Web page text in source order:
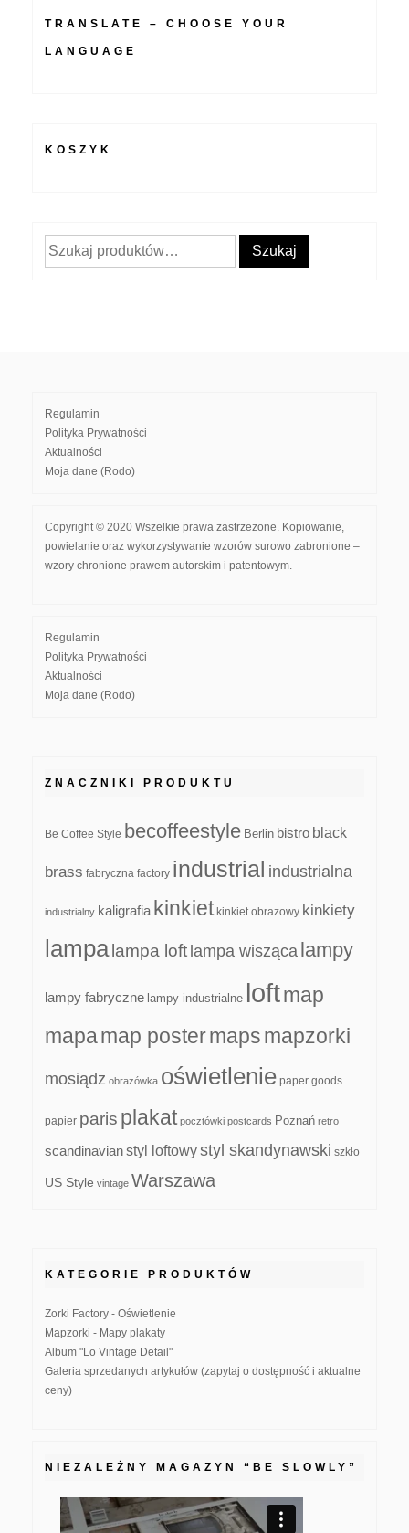
TRANSLATE – CHOOSE YOUR
LANGUAGE
KOSZYK
Szukaj: Szukaj
Regulamin
Polityka Prywatności
Aktualności
Moja dane (Rodo)
Copyright © 2020 Wszelkie prawa zastrzeżone. Kopiowanie,
powielanie oraz wykorzystywanie wzorów surowo zabronione –
wzory chronione prawem autorskim i patentowym.
Regulamin
Polityka Prywatności
Aktualności
Moja dane (Rodo)
ZNACZNIKI PRODUKTU
Be Coffee Style becoffeestyle Berlin bistro black
brass fabryczna factory industrial industrialna
industrialny kaligrafia kinkiet kinkiet obrazowy kinkiety
lampa lampa loft lampa wisząca lampy
lampy fabryczne lampy industrialne loftmap
mapamap postermapsmapzorki
mosiądz obrazówka oświetlenie paper goods
papier paris plakat pocztówki postcards Poznań retro
scandinavianstyl loftowystyl skandynawski szkło
US Style vintage Warszawa
KATEGORIE PRODUKTÓW
Zorki Factory - Oświetlenie
Mapzorki - Mapy plakaty
Album "Lo Vintage Detail"
Galeria sprzedanych artykułów (zapytaj o dostępność i aktualne
ceny)
NIEZALEŻNY MAGAZYN “BE SLOWLY”